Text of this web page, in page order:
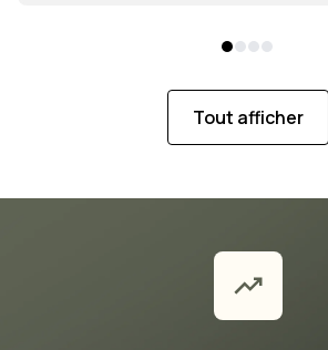
Tout afficher